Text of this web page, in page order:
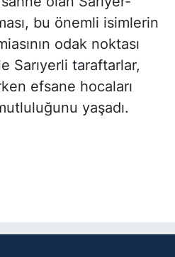
bu önemli isimlerin
odak noktası
Sarıyerli taraftarlar,
efsane hocaları
yaşadı.